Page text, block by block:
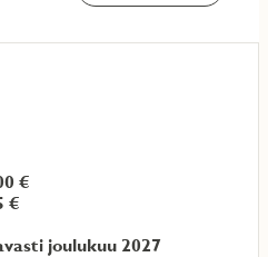
€
€
joulukuu 2027